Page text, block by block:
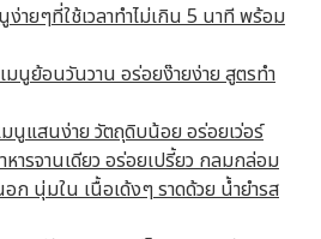
ายๆที่ใช้เวลาทำไม่เกิน 5 นาที พร้อม
มนูย้อนวันวาน อร่อยง๊ายง่าย สูตรทำ
นูแสนง่าย วัตถุดิบน้อย อร่อยเว่อร์
ารจานเดียว อร่อยเปรี้ยว กลมกล่อม
นุ่มใน เนื้อเด้งๆ ราดด้วย น้ำยำรส